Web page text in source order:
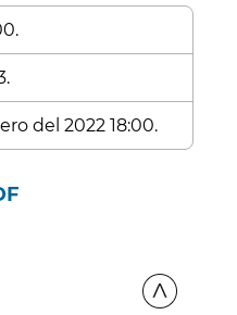
del 2022 18:00.